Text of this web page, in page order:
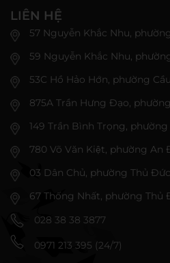
LIÊN HỆ
57 Nguyễn Khắc Nhu,
59 Nguyễn Khắc Nhu,
53C Hồ Hảo Hớn, phường
875A Trần Hưng Đạo,
149 Trần Bình Trọng, phường
780 Võ Văn Kiệt, phường An
03 Dân Chủ, phường Thủ
67 Thống Nhất, phường Thủ
028 38 38 3877
0971 213 395 (24/7)